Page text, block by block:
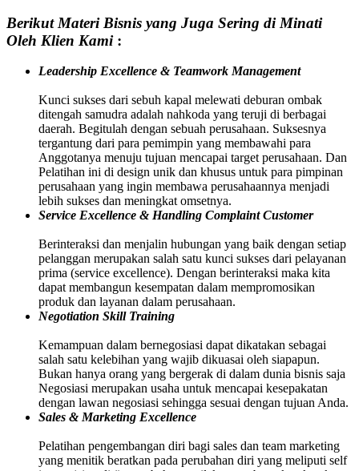
Berikut Materi Bisnis yang Juga Sering di Minati
Oleh Klien Kami:
Leadership Excellence & Teamwork Management
Kunci sukses dari sebuh kapal melewati deburan ombak
ditengah samudra adalah nahkoda yang teruji di berbagai
daerah. Begitulah dengan sebuah perusahaan. Suksesnya
tergantung dari para pemimpin yang membawahi para
Anggotanya menuju tujuan mencapai target perusahaan. Dan
Pelatihan ini di design unik dan khusus untuk para pimpinan
perusahaan yang ingin membawa perusahaannya menjadi
lebih sukses dan meningkat omsetnya.
Service Excellence & Handling Complaint Customer
Berinteraksi dan menjalin hubungan yang baik dengan setiap
pelanggan merupakan salah satu kunci sukses dari pelayanan
prima (service excellence). Dengan berinteraksi maka kita
dapat membangun kesempatan dalam mempromosikan
produk dan layanan dalam perusahaan.
Negotiation Skill Training
Kemampuan dalam bernegosiasi dapat dikatakan sebagai
salah satu kelebihan yang wajib dikuasai oleh siapapun.
Bukan hanya orang yang bergerak di dalam dunia bisnis saja
Negosiasi merupakan usaha untuk mencapai kesepakatan
dengan lawan negosiasi sehingga sesuai dengan tujuan Anda.
Sales & Marketing Excellence
Pelatihan pengembangan diri bagi sales dan team marketing
yang menitik beratkan pada perubahan diri yang meliputi self